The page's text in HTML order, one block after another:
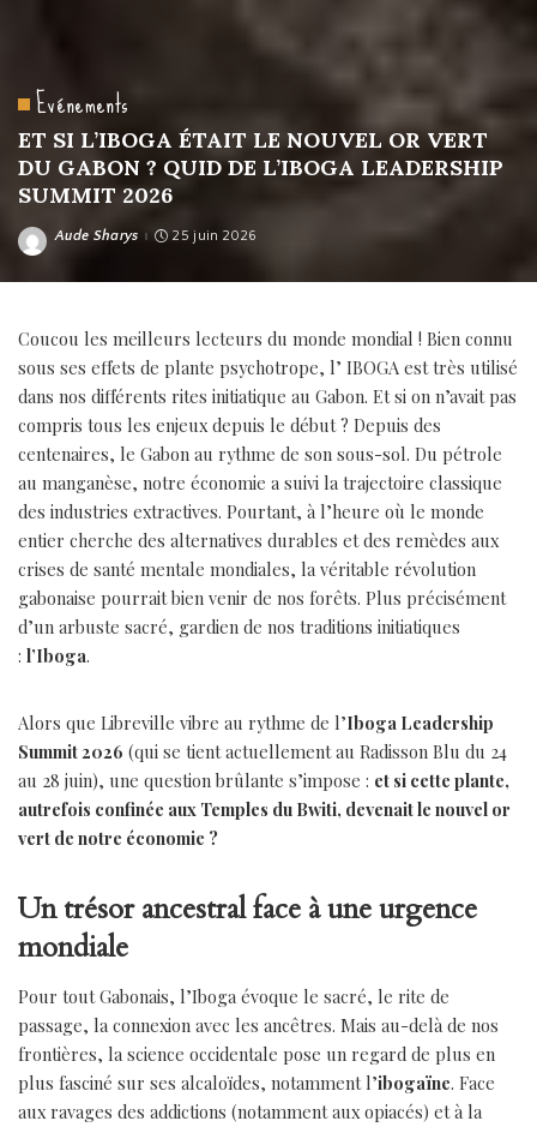
Evénements
ET SI L’IBOGA ÉTAIT LE NOUVEL OR VERT
DU GABON ? QUID DE L’IBOGA LEADERSHIP
SUMMIT 2026
Posted
Aude Sharys 25 juin 2026
Coucou les meilleurs lecteurs du monde mondial ! Bien connu
sous ses effets de plante psychotrope, l’ IBOGA est très utilisé
dans nos différents rites initiatique au Gabon. Et si on n’avait pas
compris tous les enjeux depuis le début ? Depuis des
centenaires, le Gabon au rythme de son sous-sol. Du pétrole
au manganèse, notre économie a suivi la trajectoire classique
des industries extractives. Pourtant, à l’heure où le monde
entier cherche des alternatives durables et des remèdes aux
crises de santé mentale mondiales, la véritable révolution
gabonaise pourrait bien venir de nos forêts. Plus précisément
d’un arbuste sacré, gardien de nos traditions initiatiques
: l’Iboga.
Alors que Libreville vibre au rythme de l’Iboga Leadership
Summit 2026 (qui se tient actuellement au Radisson Blu du 24
au 28 juin), une question brûlante s’impose : et si cette plante,
autrefois confinée aux Temples du Bwiti, devenait le nouvel or
vert de notre économie ?
Un trésor ancestral face à une urgence
mondiale
Pour tout Gabonais, l’Iboga évoque le sacré, le rite de
passage, la connexion avec les ancêtres. Mais au-delà de nos
frontières, la science occidentale pose un regard de plus en
plus fasciné sur ses alcaloïdes, notamment l’ibogaïne. Face
aux ravages des addictions (notamment aux opiacés) et à la